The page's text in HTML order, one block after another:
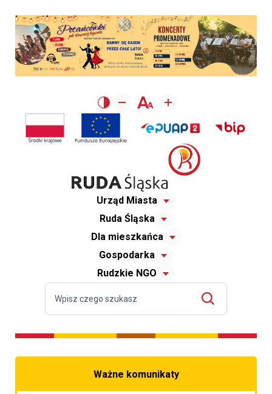
Urząd Miasta
Ruda Śląska
Dla mieszkańca
Gospodarka
Rudzkie NGO
Ważne komunikaty